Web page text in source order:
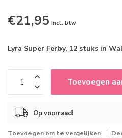
€21,95 Incl. btw
Lyra Super Ferby, 12 stuks in
Toevoegen
Op voorraad!
Toevoegen om te vergelijken